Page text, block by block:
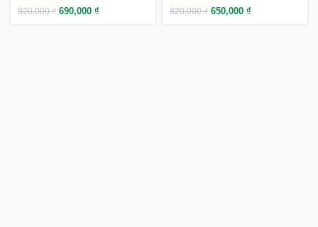
920,000₫ 690,000 ₫ 820,000₫ 650,000 ₫